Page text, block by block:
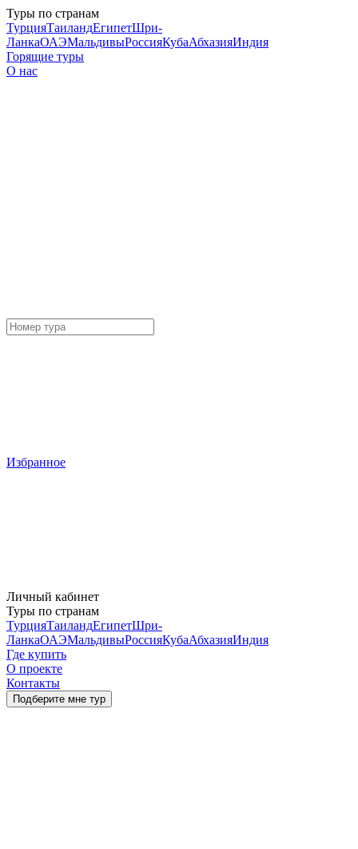
Туры по странам
ТурцияТаиландЕгипетШри-
ЛанкаОАЭМальдивыРоссияКубаАбхазияИндия
Горящие туры
О нас
Избранное
Личный кабинет
Туры по странам
ТурцияТаиландЕгипетШри-
ЛанкаОАЭМальдивыРоссияКубаАбхазияИндия
Где купить
О проекте
Контакты
Подберите мне тур